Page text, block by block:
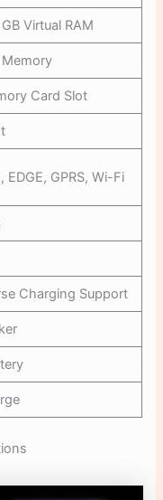
Virtual RAM
Card Slot
EDGE, GPRS, Wi-Fi
Charging Support